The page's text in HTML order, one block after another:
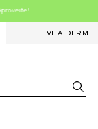
VITA DERM